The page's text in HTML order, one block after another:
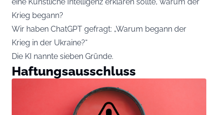
Krieg begann?
Wir haben ChatGPT gefragt: „Warum begann der
Krieg in der Ukraine?“
Die KI nannte sieben Gründe.
Haftungsausschluss